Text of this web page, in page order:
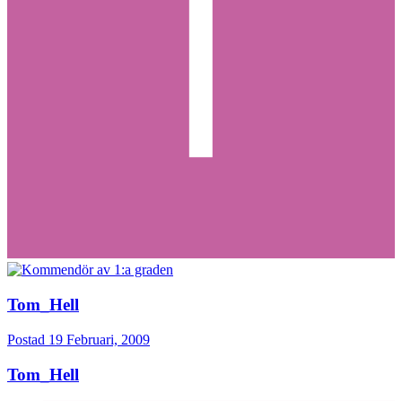
Tom_Hell
Postad 19 Februari, 2009
Tom_Hell